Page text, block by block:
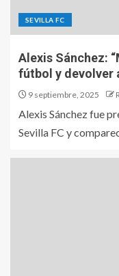
SEVILLA FC
Alexis Sánchez:
fútbol y devolver
9 septiembre, 2025
Alexis Sánchez fue
Sevilla FC y